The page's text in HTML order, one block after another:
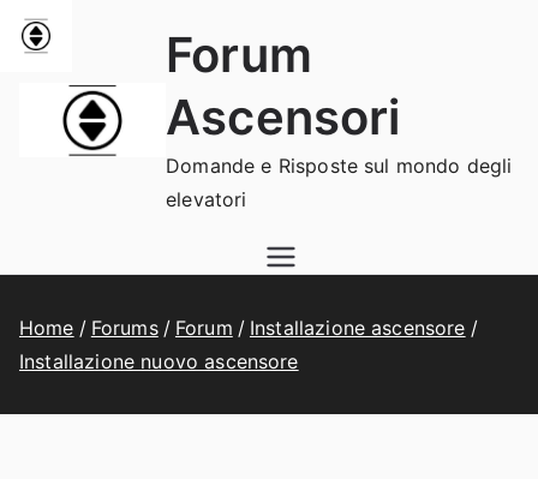
Vai
contenuto
Forum
Ascensori
Domande e Risposte sul mondo degli
elevatori
Home Forums Forum
Installazione ascensore
Installazione nuovo ascensore